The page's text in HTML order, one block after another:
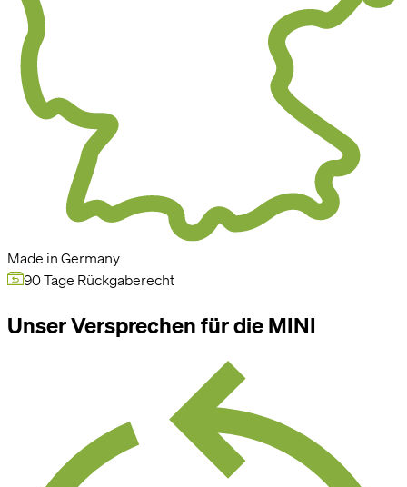
Made in Germany
90 Tage Rückgaberecht
Unser Versprechen für die MINI